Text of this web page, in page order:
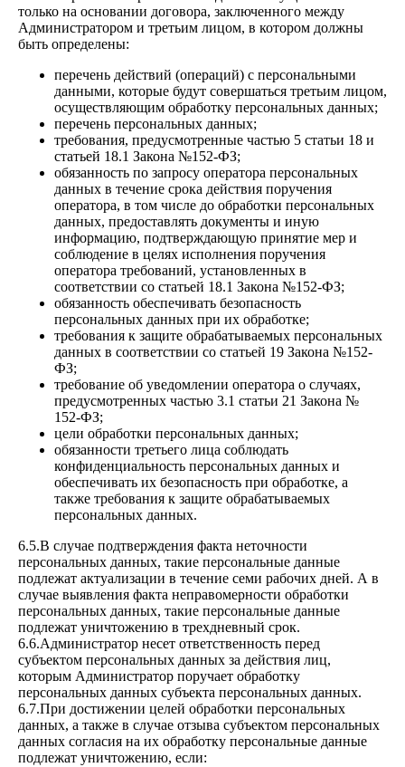
только на основании договора, заключенного между
Администратором и третьим лицом, в котором должны
быть определены:
перечень действий (операций) с персональными
данными, которые будут совершаться третьим лицом,
осуществляющим обработку персональных данных;
перечень персональных данных;
требования, предусмотренные частью 5 статьи 18 и
статьей 18.1 Закона №152-ФЗ;
обязанность по запросу оператора персональных
данных в течение срока действия поручения
оператора, в том числе до обработки персональных
данных, предоставлять документы и иную
информацию, подтверждающую принятие мер и
соблюдение в целях исполнения поручения
оператора требований, установленных в
соответствии со статьей 18.1 Закона №152-ФЗ;
обязанность обеспечивать безопасность
персональных данных при их обработке;
требования к защите обрабатываемых персональных
данных в соответствии со статьей 19 Закона №152-
ФЗ;
требование об уведомлении оператора о случаях,
предусмотренных частью 3.1 статьи 21 Закона №
152-ФЗ;
цели обработки персональных данных;
обязанности третьего лица соблюдать
конфиденциальность персональных данных и
обеспечивать их безопасность при обработке, а
также требования к защите обрабатываемых
персональных данных.
6.5.В случае подтверждения факта неточности
персональных данных, такие персональные данные
подлежат актуализации в течение семи рабочих дней. А в
случае выявления факта неправомерности обработки
персональных данных, такие персональные данные
подлежат уничтожению в трехдневный срок.
6.6.Администратор несет ответственность перед
субъектом персональных данных за действия лиц,
которым Администратор поручает обработку
персональных данных субъекта персональных данных.
6.7.При достижении целей обработки персональных
данных, а также в случае отзыва субъектом персональных
данных согласия на их обработку персональные данные
подлежат уничтожению, если: